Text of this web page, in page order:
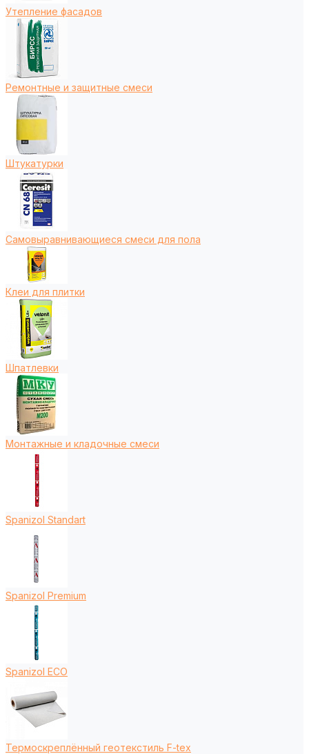
Утепление фасадов
Ремонтные и защитные смеси
Штукатурки
Самовыравнивающиеся смеси для пола
Клеи для плитки
Шпатлевки
Монтажные и кладочные смеси
Spanizol Standart
Spanizol Premium
Spanizol ECO
Термоскреплённый геотекстиль F-tex